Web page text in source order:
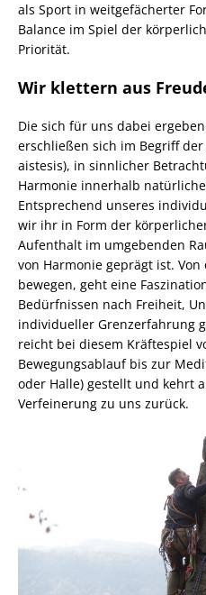
als Sport in weitgefächerter
Balance im Spiel der
Priorität.
Wir klettern aus
Die sich für uns dabei
erschließen sich im Begriff
aistesis), in sinnlicher
Harmonie innerhalb
Entsprechend unseres
wir ihr in Form der
Aufenthalt im umgebenden
von Harmonie geprägt ist.
bewegen, geht eine
Bedürfnissen nach Freiheit,
individueller Grenzerfahrung
reicht bei diesem Kräftespiel
Bewegungsablauf bis zur
oder Halle) gestellt und kehrt
Verfeinerung zu uns zurück.